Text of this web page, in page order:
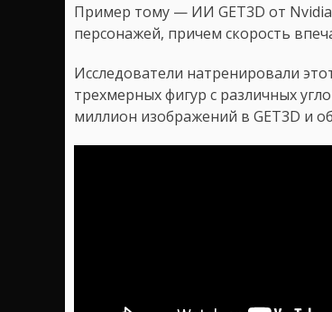
Пример тому — ИИ GET3D от
персонажей, причем скорость
Исследователи натренировали
трехмерных фигур с различных
миллион изображений в GET3D и